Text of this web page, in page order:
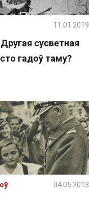
сусветная
гадоў таму?
11.01.2019
04.05.2013